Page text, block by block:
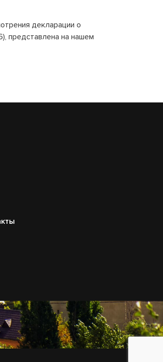
декларации о
представлена на нашем